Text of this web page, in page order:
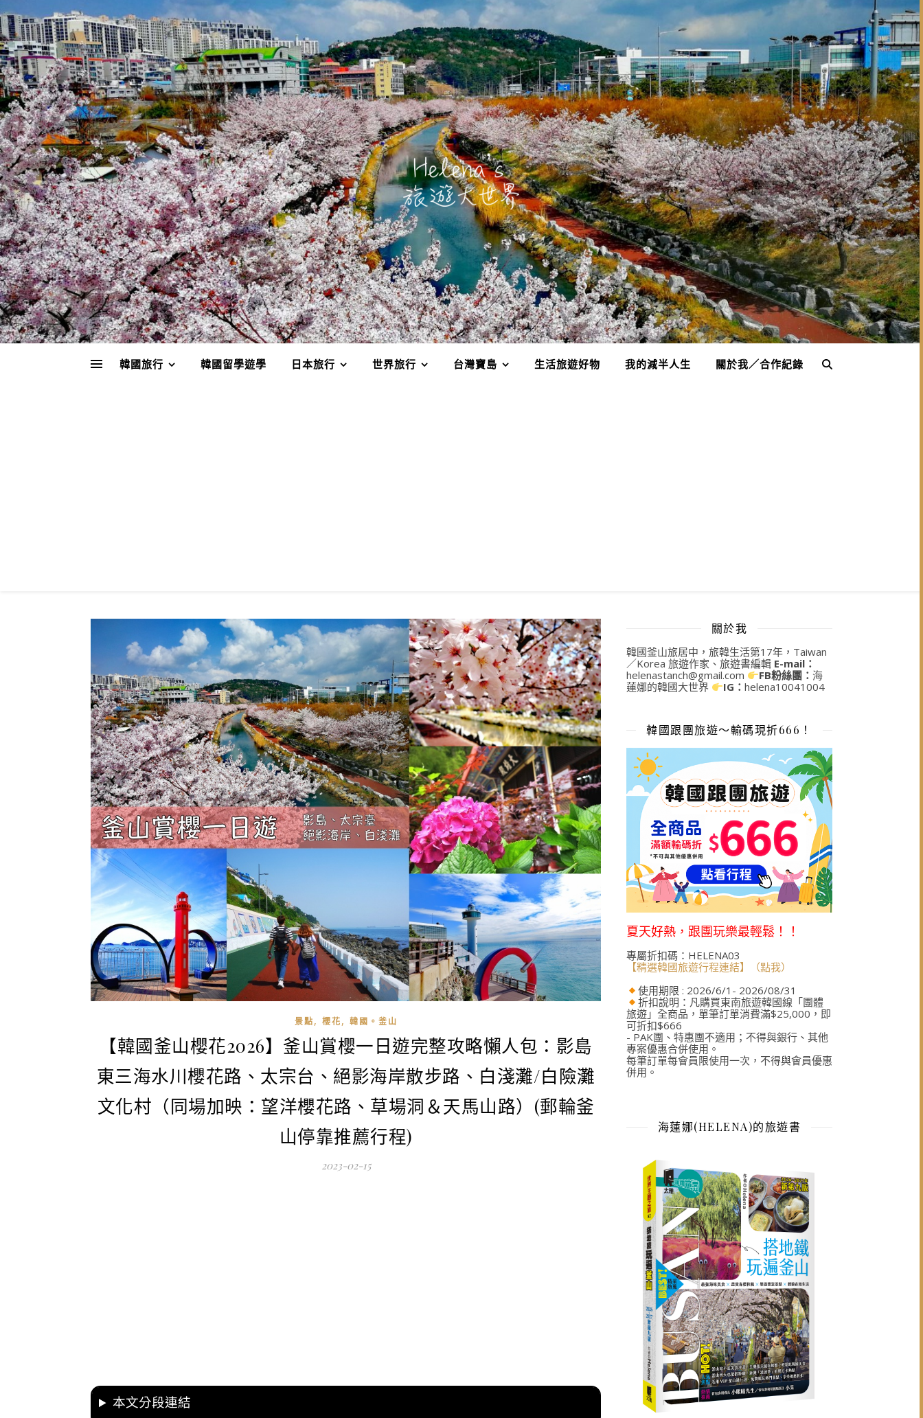
韓國旅行 韓國留學遊學 日本旅行 世界旅行 台灣寶島 生活旅遊好物 我的減半人生 關於我／合作紀錄
景點, 櫻花, 韓國。釜山
【韓國釜山櫻花2026】釜山賞櫻一日遊完整攻略懶人包：影島
東三海水川櫻花路、太宗台、絕影海岸散步路、白淺灘/白險灘
文化村（同場加映：望洋櫻花路、草場洞＆天馬山路）(郵輪釜
山停靠推薦行程)
2023-02-15
本文分段連結
關於我
韓國釜山旅居中，旅韓生活第17年，Taiwan
／Korea 旅遊作家、旅遊書編輯 E-mail：
helenastanch@gmail.com
FB粉絲團： 海
蓮娜的韓國大世界
IG：helena10041004
韓國跟團旅遊～輸碼現折666！
夏天好熱，跟團玩樂最輕鬆！！
專屬折扣碼：HELENA03
【精選韓國旅遊行程連結】（點我）
使用期限 : 2026/6/1- 2026/08/31
折扣說明：凡購買東南旅遊韓國線「團體
旅遊」全商品，單筆訂單消費滿$25,000，即
可折扣$666
- PAK團、特惠團不適用；不得與銀行、其他
專案優惠合併使用。
每筆訂單每會員限使用一次，不得與會員優惠
併用。
海蓮娜(HELENA)的旅遊書